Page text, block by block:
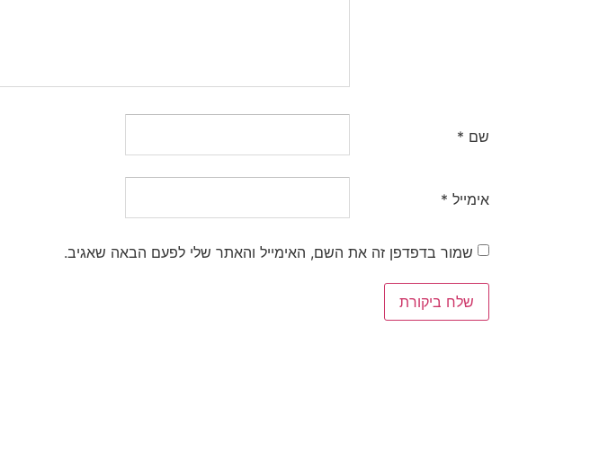
שם *
אימייל *
שמור בדפדפן זה את השם, האימייל והאתר שלי לפעם הבאה שאגיב.